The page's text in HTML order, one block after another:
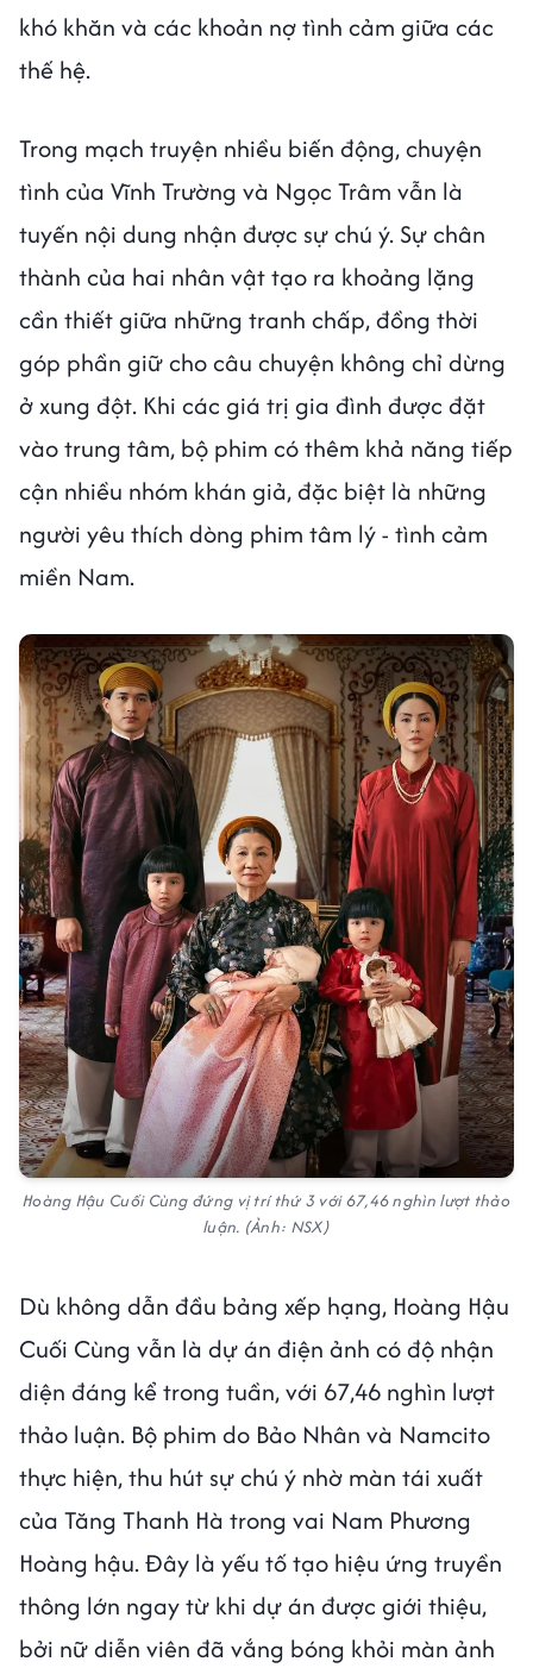
khó khăn và các khoản nợ tình cảm giữa các
thế hệ.
Trong mạch truyện nhiều biến động, chuyện
tình của Vĩnh Trường và Ngọc Trâm vẫn là
tuyến nội dung nhận được sự chú ý. Sự chân
thành của hai nhân vật tạo ra khoảng lặng
cần thiết giữa những tranh chấp, đồng thời
góp phần giữ cho câu chuyện không chỉ dừng
ở xung đột. Khi các giá trị gia đình được đặt
vào trung tâm, bộ phim có thêm khả năng tiếp
cận nhiều nhóm khán giả, đặc biệt là những
người yêu thích dòng phim tâm lý - tình cảm
miền Nam.
Hoàng Hậu Cuối Cùng đứng vị trí thứ 3 với 67,46 nghìn lượt thảo
luận. (Ảnh: NSX)
Dù không dẫn đầu bảng xếp hạng, Hoàng Hậu
Cuối Cùng vẫn là dự án điện ảnh có độ nhận
diện đáng kể trong tuần, với 67,46 nghìn lượt
thảo luận. Bộ phim do Bảo Nhân và Namcito
thực hiện, thu hút sự chú ý nhờ màn tái xuất
của Tăng Thanh Hà trong vai Nam Phương
Hoàng hậu. Đây là yếu tố tạo hiệu ứng truyền
thông lớn ngay từ khi dự án được giới thiệu,
bởi nữ diễn viên đã vắng bóng khỏi màn ảnh